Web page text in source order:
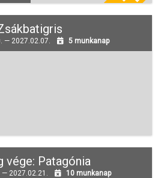
— 2027.02.07. 5 munkanap
vége: Patagónia
2027.02.21. 10 munkanap